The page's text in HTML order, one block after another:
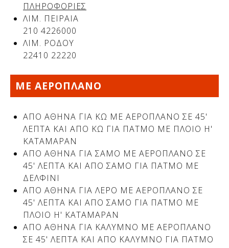
Δείτε μας:
Δείτε μας:
ΠΛΗΡΟΦΟΡΙΕΣ
ΛΙΜ. ΠΕΙΡΑΙΑ
210 4226000
ΛΙΜ. ΡΌΔΟΥ
22410 22220
ΜΕ ΑΕΡΟΠΛΑΝΟ
ΑΠΟ ΑΘΗΝΑ ΓΙΑ ΚΩ ΜΕ ΑΕΡΟΠΛΑΝΟ ΣΕ 45'
ΛΕΠΤΑ ΚΑΙ ΑΠΟ ΚΩ ΓΙΑ ΠΑΤΜΟ ΜΕ ΠΛΟΙΟ Η'
ΚΑΤΑΜΑΡΑΝ
ΑΠΟ ΑΘΗΝΑ ΓΙΑ ΣΑΜΟ ΜΕ ΑΕΡΟΠΛΑΝΟ ΣΕ
45' ΛΕΠΤΑ ΚΑΙ ΑΠΟ ΣΑΜΟ ΓΙΑ ΠΑΤΜΟ ΜΕ
ΔΕΛΦΙΝΙ
ΑΠΟ ΑΘΗΝΑ ΓΙΑ ΛΕΡΟ ΜΕ ΑΕΡΟΠΛΑΝΟ ΣΕ
45' ΛΕΠΤΑ ΚΑΙ ΑΠΟ ΣΑΜΟ ΓΙΑ ΠΑΤΜΟ ΜΕ
ΠΛΟΙΟ Η' ΚΑΤΑΜΑΡΑΝ
ΑΠΟ ΑΘΗΝΑ ΓΙΑ ΚΑΛΥΜΝΟ ΜΕ ΑΕΡΟΠΛΑΝΟ
ΣΕ 45' ΛΕΠΤΑ ΚΑΙ ΑΠΟ ΚΑΛΥΜΝΟ ΓΙΑ ΠΑΤΜΟ